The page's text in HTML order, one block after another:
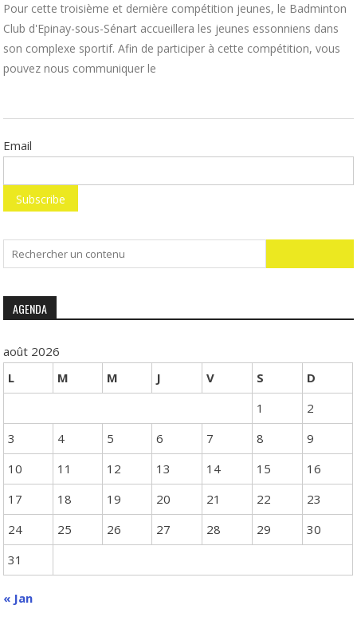
Pour cette troisième et dernière compétition jeunes, le Badminton
Club d'Epinay-sous-Sénart accueillera les jeunes essonniens dans
son complexe sportif. Afin de participer à cette compétition, vous
pouvez nous communiquer le
Email
for:
AGENDA
août 2026
L
M M J V S
D
1
2
3
4 5 6 7 8
9
10
11 12 13 14 15
16
17
18 19 20 21 22
23
24
25 26 27 28 29
30
31
« Jan